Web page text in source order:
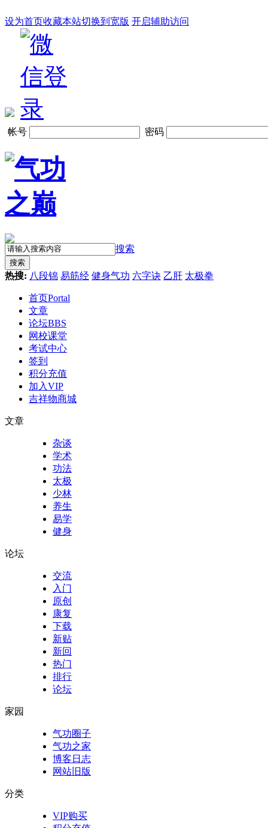
设为首页收藏本站切换到宽版 开启辅助访问
帐号 密码
搜索
搜索
热搜: 八段锦 易筋经 健身气功 六字诀 乙肝 太极拳
首页Portal
文章
论坛BBS
网校课堂
考试中心
签到
积分充值
加入VIP
吉祥物商城
文章
杂谈
学术
功法
太极
少林
养生
易学
健身
论坛
交流
入门
原创
康复
下载
新贴
新回
热门
排行
论坛
家园
气功圈子
气功之家
博客日志
网站旧版
分类
VIP购买